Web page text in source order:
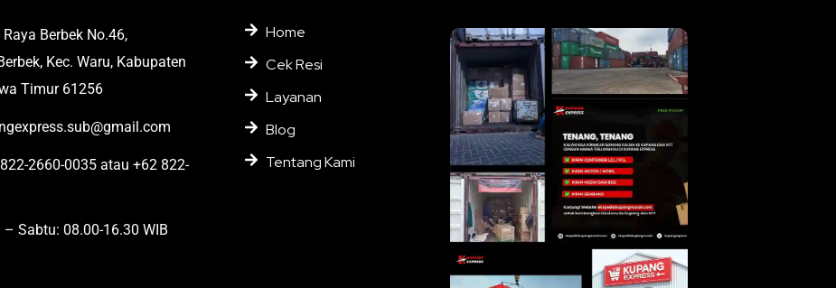
Berbek No.46,
Kec. Waru, Kabupaten
Timur 61256
2660-0035 atau +62 822-
– Sabtu: 08.00-16.30 WIB
Home
Cek Resi
Layanan
Blog
Tentang Kami